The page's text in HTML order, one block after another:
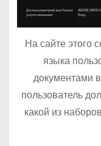
На сайте этого
языка
документами
пользователь
какой из